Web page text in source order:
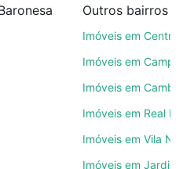
para pesquisar por
como quantidade de
vaga de garagem para
o preço, metragem e
Outros bairros
Imóveis em Centro
Imóveis em
Imóveis em Cambuí
Imóveis em Real
Imóveis em Vila
Imóveis em Jardim